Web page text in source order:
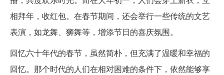
相拜年，收红包。在春节期间，还会举行一些传统的文艺
表演，如龙舞、狮舞等，增添节日的喜庆氛围。
回忆六十年代的春节，虽然简朴，但充满了温暖和幸福的
回忆。那个时代的人们在相对困难的条件下，依然能够享